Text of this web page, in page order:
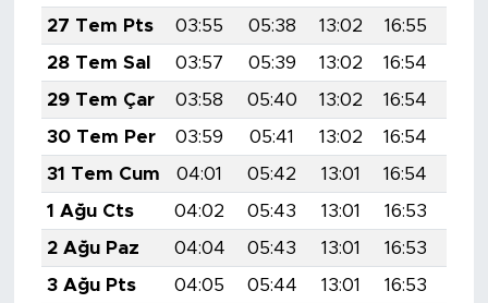
27 Tem Pts
03:55 05:38 13:02 16:55
28 Tem Sal
03:57 05:39 13:02 16:54
29 Tem Çar
03:58 05:40 13:02 16:54
30 Tem Per
03:59 05:41 13:02 16:54
31 Tem Cum
04:01 05:42 13:01 16:54
1 Ağu Cts
04:02 05:43 13:01 16:53
2 Ağu Paz
04:04 05:43 13:01 16:53
3 Ağu Pts
04:05 05:44 13:01 16:53